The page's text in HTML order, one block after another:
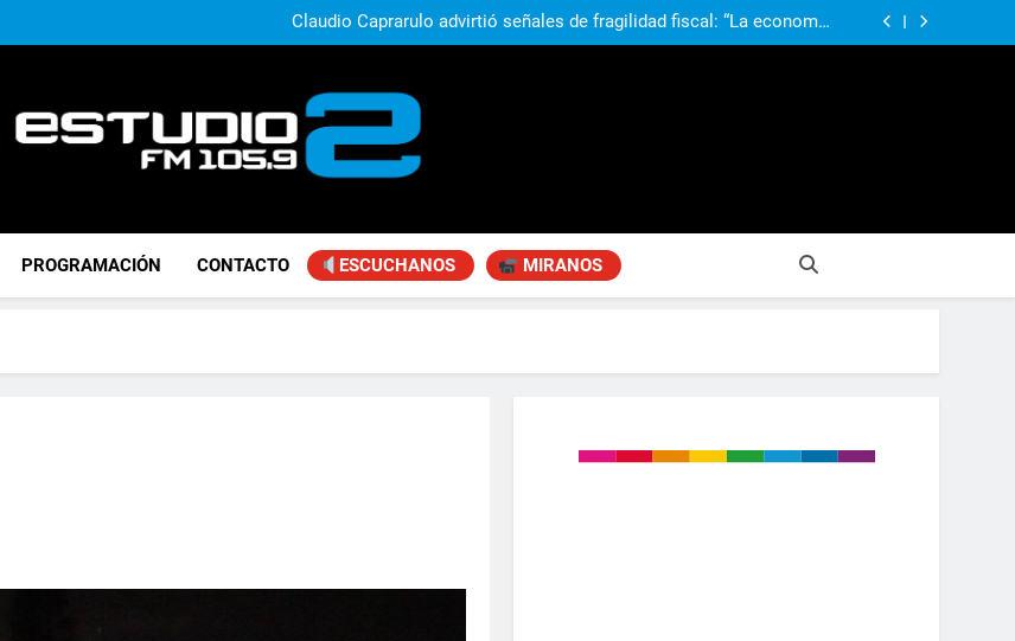
extranjeros y advirtió sobre otros cambios que considera «gravísimos»
Claudio Caprarulo advirtió señales de fragilidad fiscal: “La economía
muestra un problema que puede volver a generar déficit”
Carlos Linares afirmó que el Gobierno “tuvo que dar marcha atrás” con la
extranjeros y advirtió sobre otros cambios que considera «gravísimos»
Claudio Caprarulo advirtió señales de fragilidad fiscal: “La economía
muestra un problema que puede volver a generar déficit”
Carlos Linares afirmó que el Gobierno “tuvo que dar marcha atrás” con la
ley de tierras y advirtió un cambio de clima político entre los gobernadores
Paco Olveira cuestionó la visita de León XIV a la Argentina: “Hubiera
FM Estudio 2
PROGRAMACIÓN CONTACTO ESCUCHANOS MIRANOS